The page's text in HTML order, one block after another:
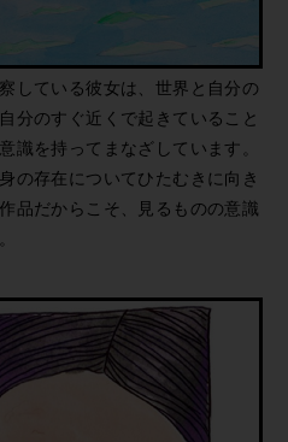
している彼女は、世界と自分の
分のすぐ近くで起きていること
識を持ってまなざしています。
の存在についてひたむきに向き
品だからこそ、見るものの意識